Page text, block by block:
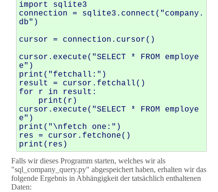
import sqlite3
connection = sqlite3.connect("company.
db")
cursor = connection.cursor()
cursor.execute("SELECT * FROM employe
e")
print("fetchall:")
result = cursor.fetchall()
for r in result:
cursor.execute("SELECT * FROM employe
e")
print("\nfetch one:")
res = cursor.fetchone()
Falls wir dieses Programm starten, welches wir als
"sql_company_query.py" abgespeichert haben, erhalten wir das
folgende Ergebnis in Abhängigkeit der tatsächlich enthaltenen
Daten: